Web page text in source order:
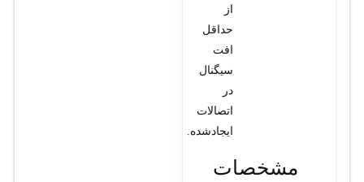
از
حداقل
افت
سیگنال
در
اتصالات
ایجادشده.
مشخصات